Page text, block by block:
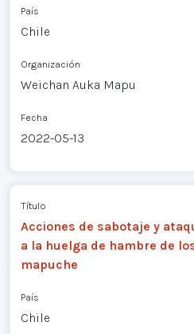
País
Chile
Organización
Weichan Auka Mapu
Fecha
2022-05-13
Título
Acciones de sabotaje y
a la huelga de hambre de
mapuche
País
Chile